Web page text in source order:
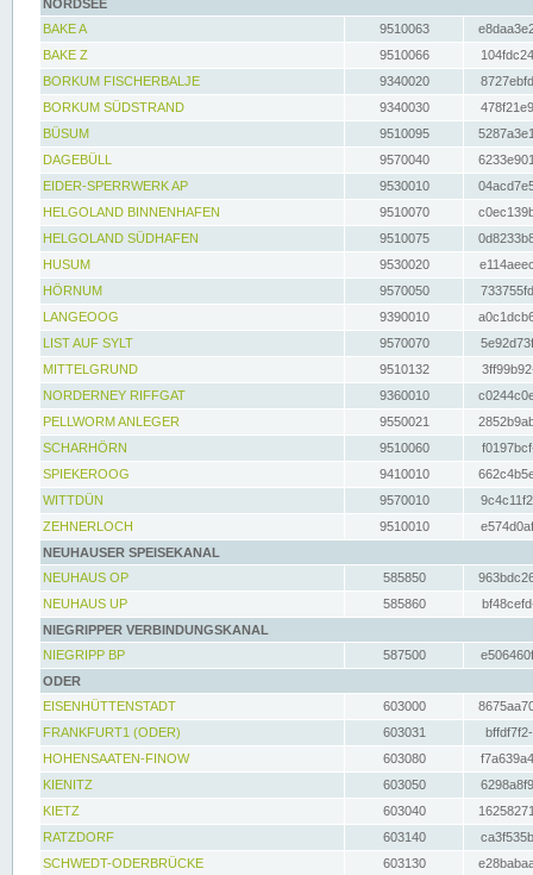
NORDSEE
BAKE A
9510063
BAKE Z
9510066
BORKUM FISCHERBALJE
9340020
BORKUM SÜDSTRAND
9340030
BÜSUM
9510095
DAGEBÜLL
9570040
EIDER-SPERRWERK AP
9530010
HELGOLAND BINNENHAFEN
9510070
HELGOLAND SÜDHAFEN
9510075
HUSUM
9530020
HÖRNUM
9570050
LANGEOOG
9390010
LIST AUF SYLT
9570070
MITTELGRUND
9510132
NORDERNEY RIFFGAT
9360010
PELLWORM ANLEGER
9550021
SCHARHÖRN
9510060
SPIEKEROOG
9410010
WITTDÜN
9570010
ZEHNERLOCH
9510010
NEUHAUSER SPEISEKANAL
NEUHAUS OP
585850
NEUHAUS UP
585860
NIEGRIPPER VERBINDUNGSKANAL
NIEGRIPP BP
587500
ODER
EISENHÜTTENSTADT
603000
FRANKFURT1 (ODER)
603031
HOHENSAATEN-FINOW
603080
KIENITZ
603050
KIETZ
603040
RATZDORF
603140
SCHWEDT-ODERBRÜCKE
603130